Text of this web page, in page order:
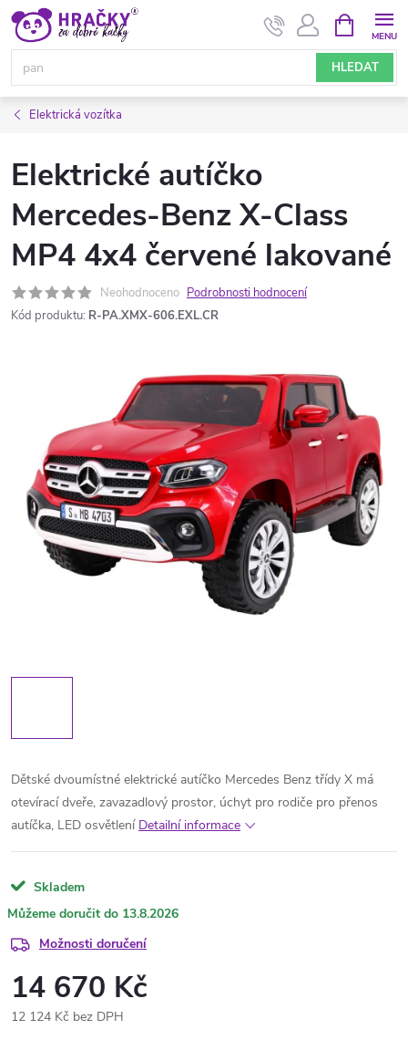
Přejít
obsah
HLEDAT
NÁKUPNÍ
KOŠÍK
Elektrická vozítka
Elektrické autíčko
Mercedes-Benz X-Class
MP4 4x4 červené lakované
Neohodnoceno Podrobnosti hodnocení
Kód produktu: R-PA.XMX-606.EXL.CR
Dětské dvoumístné elektrické autíčko Mercedes Benz třídy X má
otevírací dveře, zavazadlový prostor, úchyt pro rodiče pro přenos
autíčka, LED osvětlení Detailní informace
Skladem
13.8.2026
Možnosti doručení
14 670 Kč
12 124 Kč bez DPH